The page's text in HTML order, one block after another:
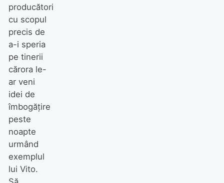
producători
cu scopul
precis de
a-i speria
pe tinerii
cărora le-
ar veni
idei de
îmbogăţire
peste
noapte
urmând
exemplul
lui Vito.